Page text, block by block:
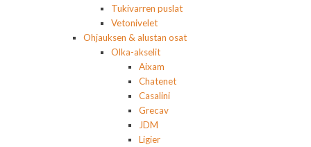
Tukivarren puslat
Vetonivelet
Ohjauksen & alustan osat
Olka-akselit
Aixam
Chatenet
Casalini
Grecav
JDM
Ligier